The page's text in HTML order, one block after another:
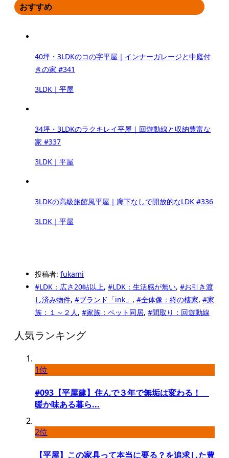
おすすめ
40坪・3LDKのコの字平屋｜インナーガレージと中庭付
きの家 #341
3LDK｜平屋
34坪・3LDKのラクキレイ平屋｜回遊動線と収納豊富な
家 #337
3LDK｜平屋
3LDKの高級旅館風平屋｜廊下なしで開放的なLDK #336
3LDK｜平屋
投稿者: fukami
#LDK：広さ20帖以上, #LDK：生活感が無い, #お引き渡
し済み物件, #ブランド「ink」 , #全体像：終の棲家, #家
族：１～２人, #家族：ペット同居, #間取り：回遊動線
人気ランキング
1位
#093【平屋建】住んで３年で無垢は変わる！
暖か味ある暮ら...
2位
【平屋】この家具って本当に要る？を追求した豊